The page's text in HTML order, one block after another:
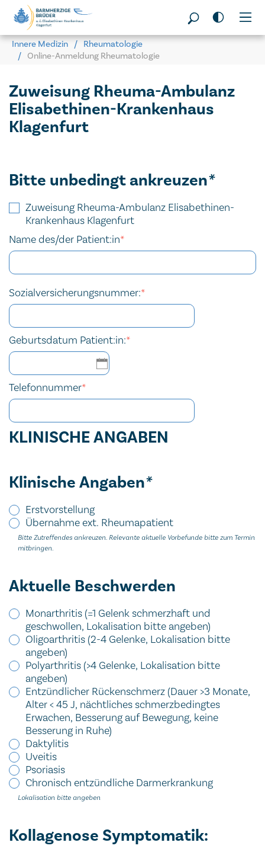
Innere Medizin
Rheumatologie
Online-Anmeldung Rheumatologie
Zuweisung Rheuma-Ambulanz
Elisabethinen-Krankenhaus
Klagenfurt
Bitte unbedingt ankreuzen*
Zuweisung Rheuma-Ambulanz Elisabethinen-
Krankenhaus Klagenfurt
Name des/der Patient:in*
Sozialversicherungsnummer:*
Geburtsdatum Patient:in:*
Telefonnummer*
KLINISCHE ANGABEN
Klinische Angaben*
Erstvorstellung
Übernahme ext. Rheumapatient
Bitte Zutreffendes ankreuzen. Relevante aktuelle Vorbefunde bitte zum Termin
mitbringen.
Aktuelle Beschwerden
Monarthritis (=1 Gelenk schmerzhaft und
geschwollen, Lokalisation bitte angeben)
Oligoarthritis (2-4 Gelenke, Lokalisation bitte
angeben)
Polyarthritis (>4 Gelenke, Lokalisation bitte
angeben)
Entzündlicher Rückenschmerz (Dauer >3 Monate,
Alter < 45 J, nächtliches schmerzbedingtes
Erwachen, Besserung auf Bewegung, keine
Besserung in Ruhe)
Daktylitis
Uveitis
Psoriasis
Chronisch entzündliche Darmerkrankung
Lokalisation bitte angeben
Kollagenose Symptomatik: